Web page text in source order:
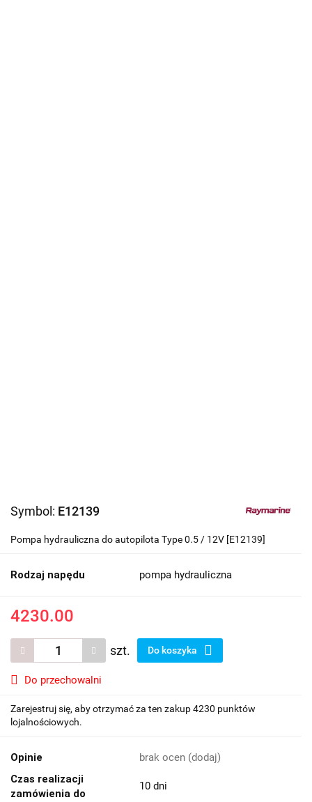
Symbol: E12139
Pompa hydrauliczna do autopilota Type 0.5 / 12V [E12139]
Rodzaj napędu pompa hydrauliczna
4230.00
szt. Do koszyka
Do przechowalni
Zarejestruj się, aby otrzymać za ten zakup 4230 punktów
lojalnościowych.
Opinie brak ocen (dodaj)
Czas realizacji
zamówienia do
10 dni